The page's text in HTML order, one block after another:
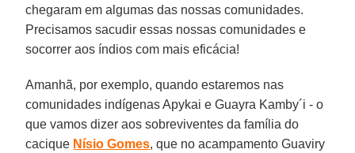
chegaram em algumas das nossas comunidades.
Precisamos sacudir essas nossas comunidades e
socorrer aos índios com mais eficácia!
Amanhã, por exemplo, quando estaremos nas
comunidades indígenas Apykai e Guayra Kamby´i - o
que vamos dizer aos sobreviventes da família do
cacique Nísio Gomes, que no acampamento Guaviry